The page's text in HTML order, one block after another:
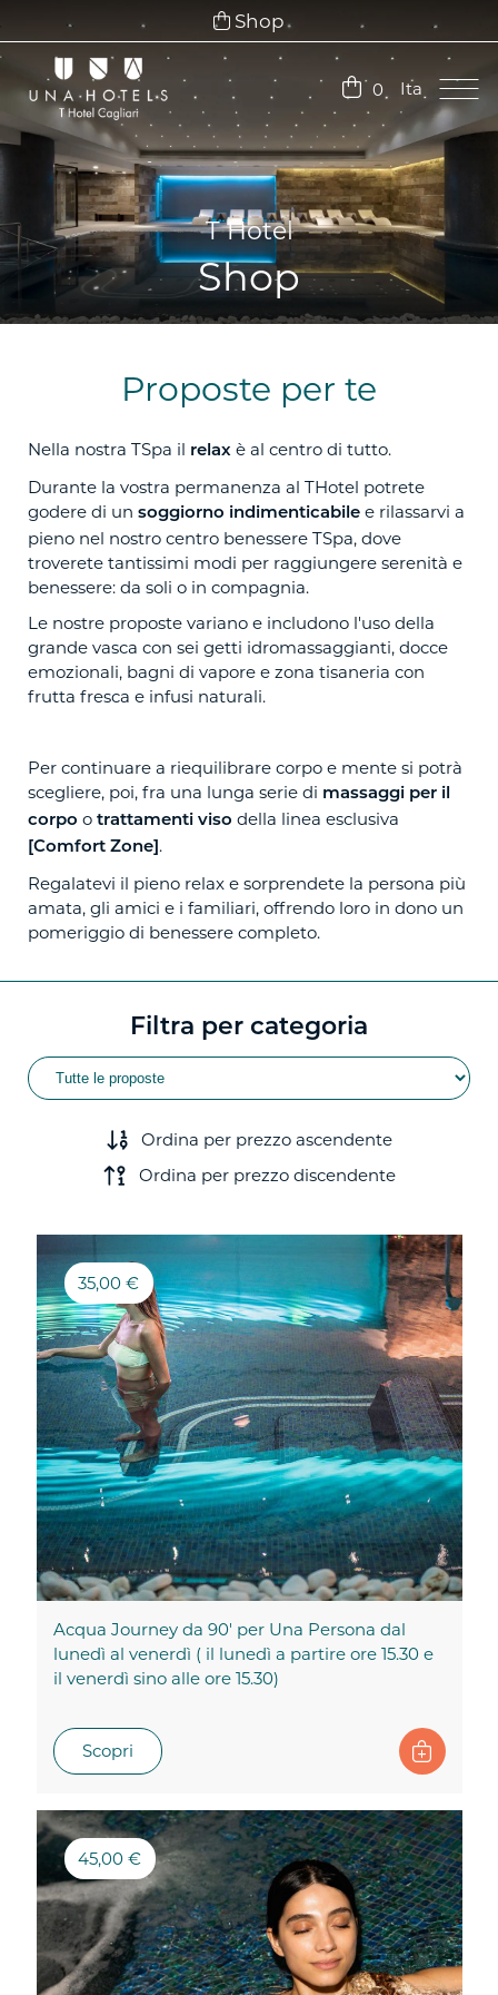
T Hotel
Shop
0 Ita
Ita
Eng
Shop
Proposte per te
Nella nostra TSpa il relax è al centro di tutto.
Durante la vostra permanenza al THotel potrete
godere di un soggiorno indimenticabile e rilassarvi a
pieno nel nostro centro benessere TSpa, dove
troverete tantissimi modi per raggiungere serenità e
benessere: da soli o in compagnia.
Le nostre proposte variano e includono l'uso della
grande vasca con sei getti idromassaggianti, docce
emozionali, bagni di vapore e zona tisaneria con
frutta fresca e infusi naturali.
Per continuare a riequilibrare corpo e mente si potrà
scegliere, poi, fra una lunga serie di massaggi per il
corpo o trattamenti viso della linea esclusiva
[Comfort Zone] .
Regalatevi il pieno relax e sorprendete la persona più
amata, gli amici e i familiari, offrendo loro in dono un
pomeriggio di benessere completo.
Filtra per categoria
Ordina per prezzo ascendente
Ordina per prezzo discendente
Acqua Journey da 90' per Una Persona dal
lunedì al venerdì ( il lunedì a partire ore 15.30 e
il venerdì sino alle ore 15.30)
Scopri
35,00 €
45,00 €